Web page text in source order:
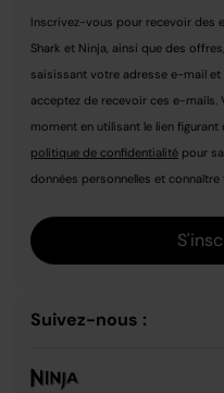
Inscrivez-vous pour recevoir des
Shark et Ninja, ainsi que des
saisissant votre adresse e-mail et
acceptez de recevoir ces e-mails.
moment en utilisant le lien
politique de confidentialité pour
données personnelles et
Suivez-nous :